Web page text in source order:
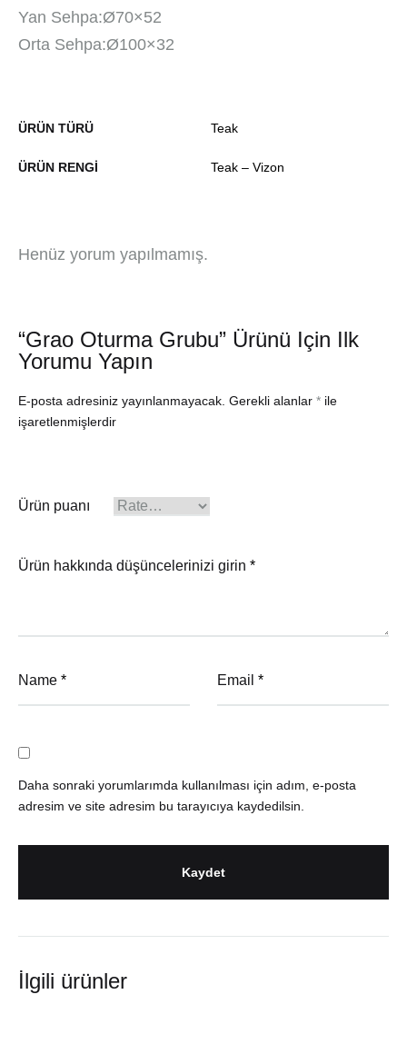
Yan Sehpa:Ø70×52
Orta Sehpa:Ø100×32
ÜRÜN TÜRÜ Teak
ÜRÜN RENGI Teak – Vizon
Henüz yorum yapılmamış.
“Grao Oturma Grubu” Ürünü Için Ilk
Yorumu Yapın
E-posta adresiniz yayınlanmayacak. Gerekli alanlar * ile
işaretlenmişlerdir
Ürün puanı
Ürün hakkında düşüncelerinizi girin *
Name * Email *
Daha sonraki yorumlarımda kullanılması için adım, e-posta
adresim ve site adresim bu tarayıcıya kaydedilsin.
İlgili ürünler